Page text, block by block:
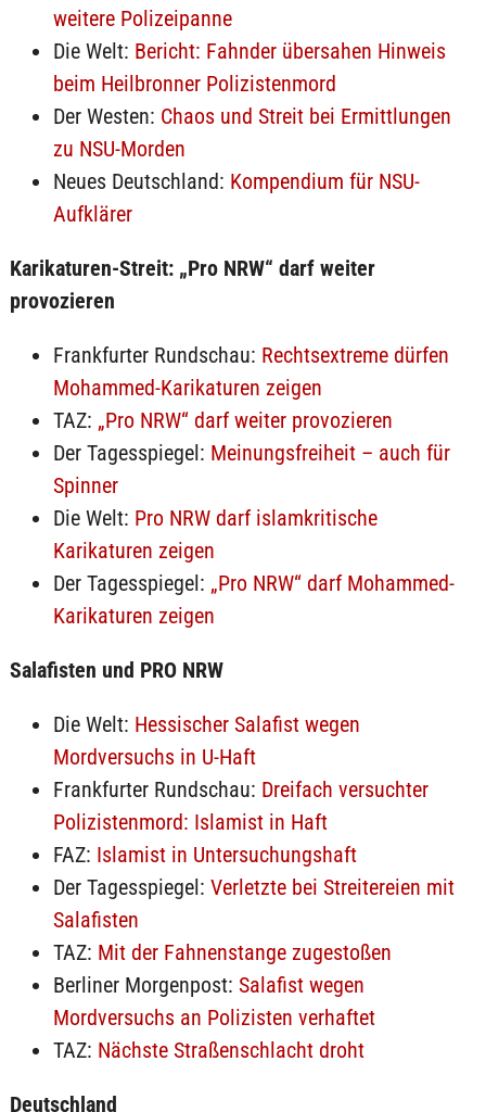
weitere Polizeipanne
Die Welt: Bericht: Fahnder übersahen Hinweis
beim Heilbronner Polizistenmord
Der Westen: Chaos und Streit bei Ermittlungen
zu NSU-Morden
Neues Deutschland: Kompendium für NSU-
Aufklärer
Karikaturen-Streit: „Pro NRW“ darf weiter
provozieren
Frankfurter Rundschau: Rechtsextreme dürfen
Mohammed-Karikaturen zeigen
TAZ: „Pro NRW“ darf weiter provozieren
Der Tagesspiegel: Meinungsfreiheit – auch für
Spinner
Die Welt: Pro NRW darf islamkritische
Karikaturen zeigen
Der Tagesspiegel: „Pro NRW“ darf Mohammed-
Karikaturen zeigen
Salafisten und PRO NRW
Die Welt: Hessischer Salafist wegen
Mordversuchs in U-Haft
Frankfurter Rundschau: Dreifach versuchter
Polizistenmord: Islamist in Haft
FAZ: Islamist in Untersuchungshaft
Der Tagesspiegel: Verletzte bei Streitereien mit
Salafisten
TAZ: Mit der Fahnenstange zugestoßen
Berliner Morgenpost: Salafist wegen
Mordversuchs an Polizisten verhaftet
TAZ: Nächste Straßenschlacht droht
Deutschland